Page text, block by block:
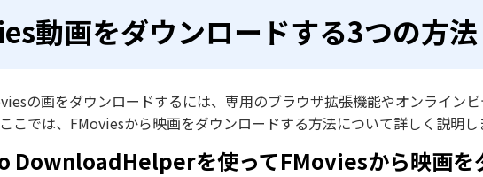
動画をダウンロードする3つの方法
の画をダウンロードするには、専用のブラウザ拡張機能やオンライン
こでは、FMoviesから映画をダウンロードする方法について詳しく説明し
DownloadHelperを使ってFMoviesから映画を